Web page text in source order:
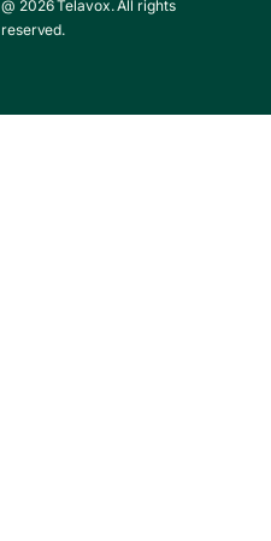
@ 2026 Telavox. All rights
reserved.